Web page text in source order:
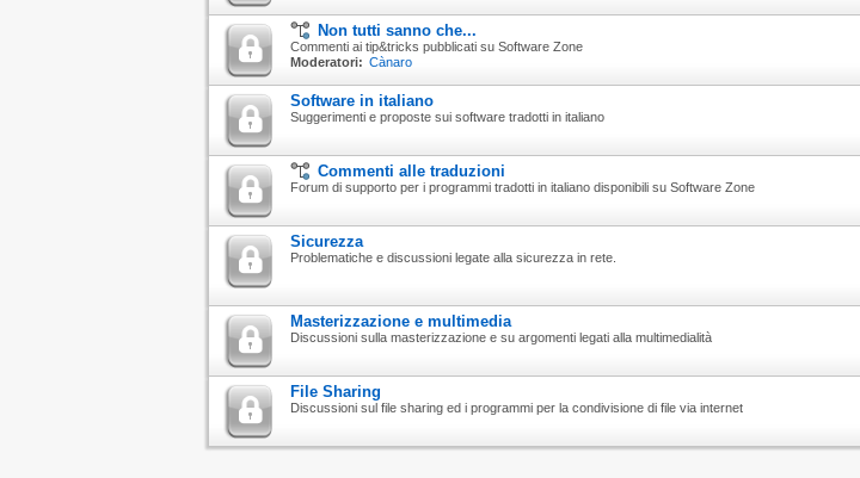
Non tutti sanno che...
Commenti ai tip&tricks pubblicati su Software Zone
Moderatori: Cànaro
Software in italiano
Suggerimenti e proposte sui software tradotti in italiano
Commenti alle traduzioni
Forum di supporto per i programmi tradotti in italiano disponibili su Software Zone
Sicurezza
Problematiche e discussioni legate alla sicurezza in rete.
Masterizzazione e multimedia
Discussioni sulla masterizzazione e su argomenti legati alla multimedialità
File Sharing
Discussioni sul file sharing ed i programmi per la condivisione di file via internet